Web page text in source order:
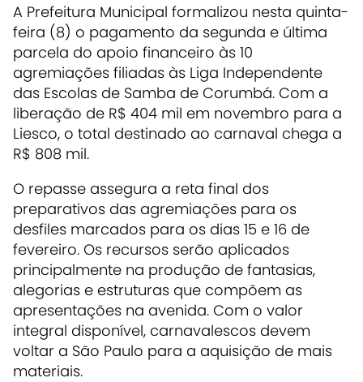
A Prefeitura Municipal formalizou nesta quinta-
feira (8) o pagamento da segunda e última
parcela do apoio financeiro às 10
agremiações filiadas às Liga Independente
das Escolas de Samba de Corumbá. Com a
liberação de R$ 404 mil em novembro para a
Liesco, o total destinado ao carnaval chega a
R$ 808 mil.
O repasse assegura a reta final dos
preparativos das agremiações para os
desfiles marcados para os dias 15 e 16 de
fevereiro. Os recursos serão aplicados
principalmente na produção de fantasias,
alegorias e estruturas que compõem as
apresentações na avenida. Com o valor
integral disponível, carnavalescos devem
voltar a São Paulo para a aquisição de mais
materiais.